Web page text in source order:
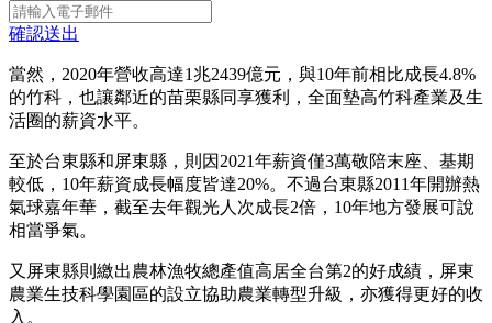
確認送出
當然，2020年營收高達1兆2439億元，與10年前相比成長4.8%
的竹科，也讓鄰近的苗栗縣同享獲利，全面墊高竹科產業及生
活圈的薪資水平。
至於台東縣和屏東縣，則因2021年薪資僅3萬敬陪末座、基期
較低，10年薪資成長幅度皆達20%。不過台東縣2011年開辦熱
氣球嘉年華，截至去年觀光人次成長2倍，10年地方發展可說
相當爭氣。
又屏東縣則繳出農林漁牧總產值高居全台第2的好成績，屏東
農業生技科學園區的設立協助農業轉型升級，亦獲得更好的收
入。